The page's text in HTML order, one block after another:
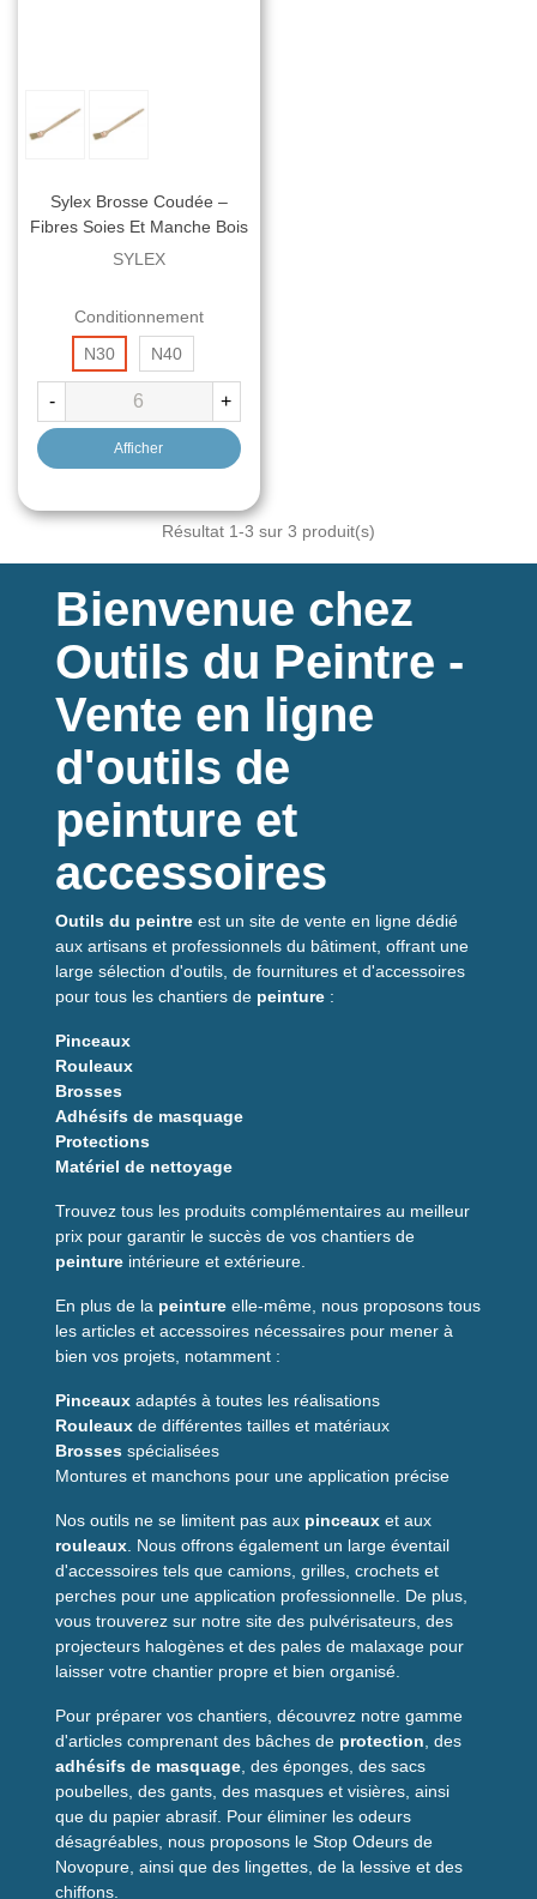
Sylex Brosse Coudée –
Fibres Soies Et Manche Bois
Ponçé - 35 Mm
SYLEX
Conditionnement
N30
N40
- +
Afficher
Résultat 1-3 sur 3 produit(s)
Bienvenue chez
Outils du Peintre -
Vente en ligne
d'outils de
peinture et
accessoires
Outils du peintre est un site de vente en ligne dédié
aux artisans et professionnels du bâtiment, offrant une
large sélection d'outils, de fournitures et d'accessoires
pour tous les chantiers de peinture :
Pinceaux
Rouleaux
Brosses
Adhésifs de masquage
Protections
Matériel de nettoyage
Trouvez tous les produits complémentaires au meilleur
prix pour garantir le succès de vos chantiers de
peinture intérieure et extérieure.
En plus de la peinture elle-même, nous proposons tous
les articles et accessoires nécessaires pour mener à
bien vos projets, notamment :
Pinceaux adaptés à toutes les réalisations
Rouleaux de différentes tailles et matériaux
Brosses spécialisées
Montures et manchons pour une application précise
Nos outils ne se limitent pas aux pinceaux et aux
rouleaux . Nous offrons également un large éventail
d'accessoires tels que camions, grilles, crochets et
perches pour une application professionnelle. De plus,
vous trouverez sur notre site des pulvérisateurs, des
projecteurs halogènes et des pales de malaxage pour
laisser votre chantier propre et bien organisé.
Pour préparer vos chantiers, découvrez notre gamme
d'articles comprenant des bâches de protection , des
adhésifs de masquage , des éponges, des sacs
poubelles, des gants, des masques et visières, ainsi
que du papier abrasif. Pour éliminer les odeurs
désagréables, nous proposons le Stop Odeurs de
Novopure, ainsi que des lingettes, de la lessive et des
chiffons.